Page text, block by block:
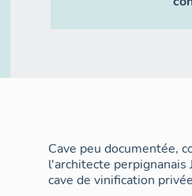
Cave peu documentée,
l'architecte perpignanais
cave de vinification